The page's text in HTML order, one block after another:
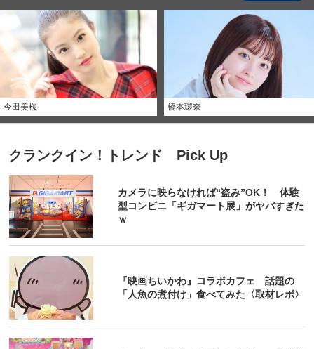
今田美桜 橋本環奈
クランクイン！トレンド Pick Up
カメラに映らなければ“盗み”OK！ 体験
型コンビニ「ギガマート展」がヤバすぎた
ｗ
『映画ちいかわ』コラボカフェ 話題の
「人魚の煮付け」食べてみた〈取材レポ〉